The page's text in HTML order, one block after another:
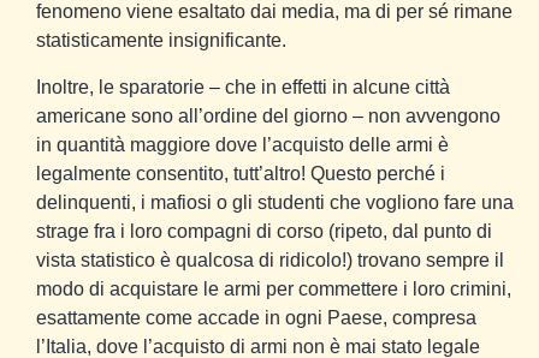
fenomeno viene esaltato dai media, ma di per sé rimane
statisticamente insignificante.
Inoltre, le sparatorie – che in effetti in alcune città
americane sono all’ordine del giorno – non avvengono
in quantità maggiore dove l’acquisto delle armi è
legalmente consentito, tutt’altro! Questo perché i
delinquenti, i mafiosi o gli studenti che vogliono fare una
strage fra i loro compagni di corso (ripeto, dal punto di
vista statistico è qualcosa di ridicolo!) trovano sempre il
modo di acquistare le armi per commettere i loro crimini,
esattamente come accade in ogni Paese, compresa
l’Italia, dove l’acquisto di armi non è mai stato legale